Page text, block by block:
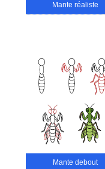
Mante réaliste
Mante debout